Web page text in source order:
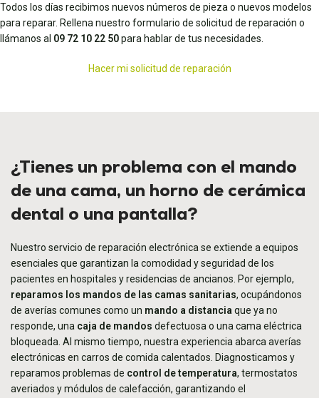
Todos los días recibimos nuevos números de pieza o nuevos modelos
para reparar. Rellena nuestro formulario de solicitud de reparación o
llámanos al 09 72 10 22 50para hablar de tus necesidades.
Hacer mi solicitud de reparación
¿Tienes un problema con el mando
de una cama, un horno de cerámica
dental o una pantalla?
Nuestro servicio de reparación electrónica se extiende a equipos
esenciales que garantizan la comodidad y seguridad de los
pacientes en hospitales y residencias de ancianos. Por ejemplo,
reparamos los mandos de las camas sanitarias, ocupándonos
de averías comunes como un mando a distancia que ya no
responde, una caja de mandos defectuosa o una cama eléctrica
bloqueada. Al mismo tiempo, nuestra experiencia abarca averías
electrónicas en carros de comida calentados . Diagnosticamos y
reparamos problemas de control de temperatura, termostatos
averiados y módulos de calefacción, garantizando el